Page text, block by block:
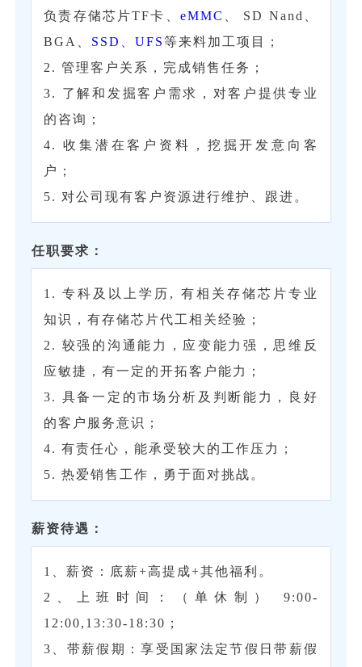
负责存储芯片TF卡、 eMMC
、 SD Nand、
BGA、 SSD 、UFS等来料加工项目；
2. 管理客户关系，完成销售任务；
3. 了解和发掘客户需求，对客户提供专业
的咨询；
4. 收集潜在客户资料，挖掘开发意向客
户；
5. 对公司现有客户资源进行维护、跟进。
任职要求：
‌1. 专科及以上学历, 有相关存储芯片专业
知识，有存储芯片代工相关经验；
2. 较强的沟通能力，应变能力强，思维反
应敏捷，有一定的开拓客户能力；
3. 具备一定的市场分析及判断能力，良好
的客户服务意识；
4. 有责任心，能承受较大的工作压力；
5. 热爱销售工作，勇于面对挑战。
薪资待遇：
1、薪资：底薪+高提成+其他福利。
2、上班时间：（单休制） 9:00-
12:00,13:30-18:30；
3、带薪假期：享受国家法定节假日带薪假